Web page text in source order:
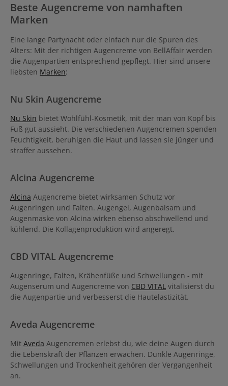
Beste Augencreme von namhaften
Marken
Eine lange Partynacht oder einfach nur die Spuren des
Alters: Mit der richtigen Augencreme von BellAffair werden
die Augenpartien entsprechend gepflegt. Hier sind unsere
liebsten Marken:
Nu Skin Augencreme
Nu Skin bietet Wohlfühl-Kosmetik, mit der man von Kopf bis
Fuß gut aussieht. Die verschiedenen Augencremen spenden
Feuchtigkeit, beruhigen die Haut und lassen sie jünger und
straffer aussehen.
Alcina Augencreme
Alcina Augencreme bietet wirksamen Schutz vor
Augenringen und Falten. Augengel, Augenbalsam und
Augenmaske von Alcina wirken ebenso abschwellend und
kühlend. Die Kollagenproduktion wird angeregt.
CBD VITAL Augencreme
Augenringe, Falten, Krähenfüße und Schwellungen - mit
Augenserum und Augencreme von CBD VITAL vitalisierst du
die Augenpartie und verbesserst die Hautelastizität.
Aveda Augencreme
Mit Aveda Augencremen erlebst du, wie deine Augen durch
die Lebenskraft der Pflanzen erwachen. Dunkle Augenringe,
Schwellungen und Trockenheit gehören der Vergangenheit
an.